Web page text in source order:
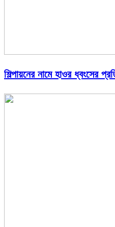
শিল্পায়নের নামে হাওর ধ্বংসের